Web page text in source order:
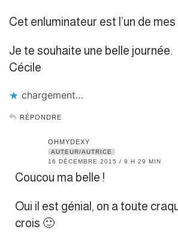
Cet enluminateur est l’un de
Je te souhaite une belle journée.
Cécile
chargement…
RÉPONDRE
OHMYDEXY
AUTEUR/AUTRICE
16 DÉCEMBRE 2015 / 9 H 29 MIN
Coucou ma belle !
Oui il est génial, on a toute
crois 🙂